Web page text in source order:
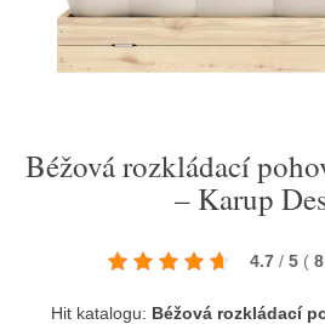
Béžová rozkládací
– Karup
4.7 / 5 ( 8
Hit katalogu: Béžová rozkládací